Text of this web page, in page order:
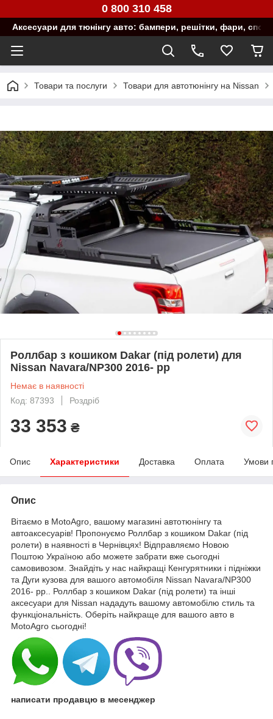
0 800 310 458
Аксесуари для тюнінгу авто: бампери, решітки, фари,
Товари та послуги Товари для автотюнінгу на Nissan
Роллбар з кошиком Dakar (під ролети) для
Nissan Navara/NP300 2016- рр
Немає в наявності
Код: 87393
Роздріб
33 353 ₴
Опис Характеристики Доставка Оплата Умови
Опис
Вітаємо в MotoAgro, вашому магазині автотюнінгу та
автоаксесуарів! Пропонуємо Роллбар з кошиком Dakar (під
ролети) в наявності в Чернівцях! Відправляємо Новою
Поштою Україною або можете забрати вже сьогодні
самовивозом. Знайдіть у нас найкращі Кенгурятники і підніжки
та Дуги кузова для вашого автомобіля Nissan Navara/NP300
2016- рр.. Роллбар з кошиком Dakar (під ролети) та інші
аксесуари для Nissan нададуть вашому автомобілю стиль та
функціональність. Оберіть найкраще для вашого авто в
MotoAgro сьогодні!
написати продавцю в месенджер